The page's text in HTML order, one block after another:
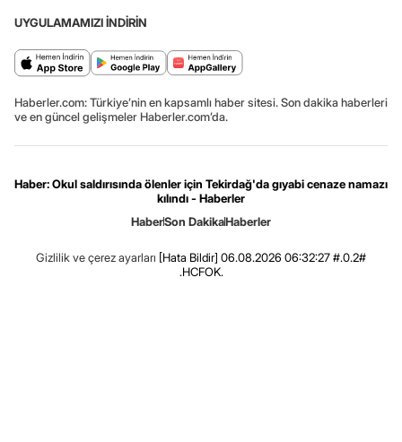
UYGULAMAMIZI İNDİRİN
Haberler.com: Türkiye’nin en kapsamlı haber sitesi. Son dakika haberleri
ve en güncel gelişmeler Haberler.com’da.
Haber: Okul saldırısında ölenler için Tekirdağ'da gıyabi cenaze namazı
kılındı - Haberler
HaberSon DakikaHaberler
Gizlilik ve çerez ayarları [Hata Bildir] 06.08.2026 06:32:27 #.0.2#
.HCFOK.